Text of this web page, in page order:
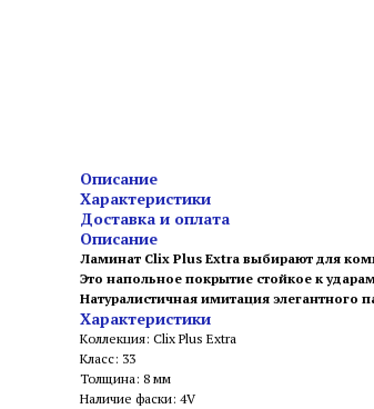
Описание
Характеристики
Доставка и оплата
Описание
Ламинат Clix Plus Extra выбирают для
Это напольное покрытие стойкое к
Натуралистичная имитация элегантного
Характеристики
Коллекция: Clix Plus Extra
Класс: 33
Толщина: 8 мм
Наличие фаски: 4V